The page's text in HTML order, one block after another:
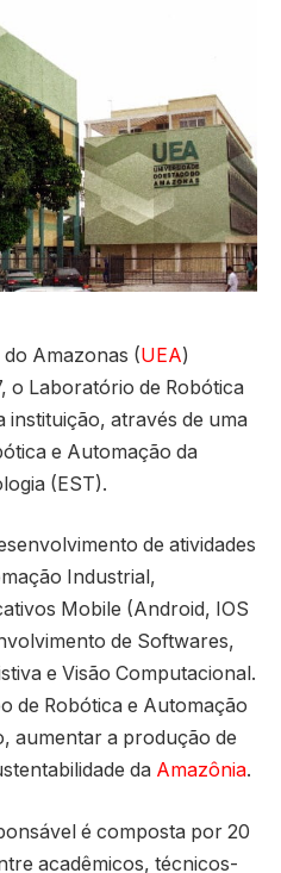
Amazonas (UEA)
o Laboratório de Robótica
através de uma
e Automação da
(EST).
de atividades
Industrial,
Mobile (Android, IOS
de Softwares,
e Visão Computacional.
de Robótica e Automação
aumentar a produção de
da Amazônia.
é composta por 20
acadêmicos, técnicos-